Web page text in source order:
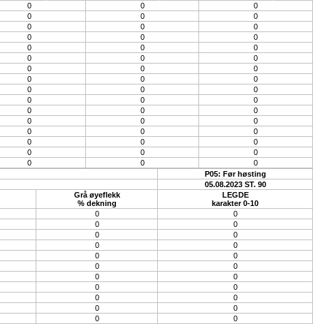
0 0
0
0 0
0
0 0
0
0 0
0
0 0
0
0 0
0
0 0
0
0 0
0
0 0
0
0 0
0
0 0
0
0 0
0
0 0
0
0 0
0
0 0
0
0 0
0
P05: Før høsting
05.08.2023 ST. 90
Grå øyeflekk
% dekning
LEGDE
karakter 0-10
0
0
0
0
0
0
0
0
0
0
0
0
0
0
0
0
0
0
0
0
0
0